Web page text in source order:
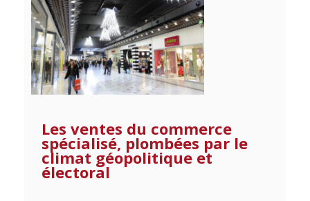
Les ventes du commerce
spécialisé, plombées par le
climat géopolitique et
électoral